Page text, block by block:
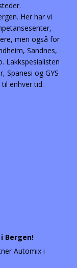
Her har vi
men også for
Sandnes,
Lakkspesialisten
Spanesi og GYS
enhver tid.
Bergen!
Automix i